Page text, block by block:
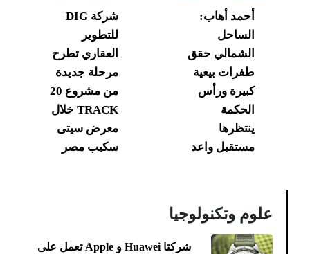
أحمد أهاب:
الساحل
الشمالي حقق
طفرات بيعية
كبيرة ورأس
الحكمة
ينتظرها
مستقبل واعد
شركة DIG
للتطوير
العقاري تطرح
مرحلة جديدة
من مشروع 20
TRACK خلال
معرض سيتى
سكيب مصر
علوم وتكنولوجيا
شركتا Huawei و Apple تعمل على